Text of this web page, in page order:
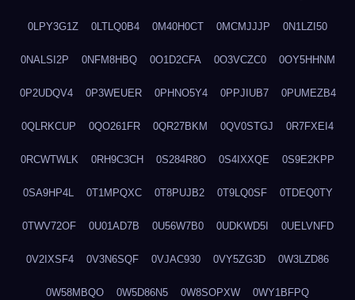
0LPY3G1Z 0LTLQ0B4 0M40H0CT 0MCMJJJP 0N1LZI50
0NALSI2P 0NFM8HBQ 0O1D2CFA 0O3VCZC0 0OY5HHNM
0P2UDQV4 0P3WEUER 0PHNO5Y4 0PPJIUB7 0PUMEZB4
0QLRKCUP 0QO261FR 0QR27BKM 0QV0STGJ 0R7FXEI4
0RCWTWLK 0RH9C3CH 0S284R8O 0S4IXXQE 0S9E2KPP
0SA9HP4L 0T1MPQXC 0T8PUJB2 0T9LQ0SF 0TDEQ0TY
0TWV72OF 0U01AD7B 0U56W7B0 0UDKWD5I 0UELVNFD
0V2IXSF4 0V3N6SQF 0VJAC930 0VY5ZG3D 0W3LZD86
0W58MBQO 0W5D86N5 0W8SOPXW 0WY1BFPQ